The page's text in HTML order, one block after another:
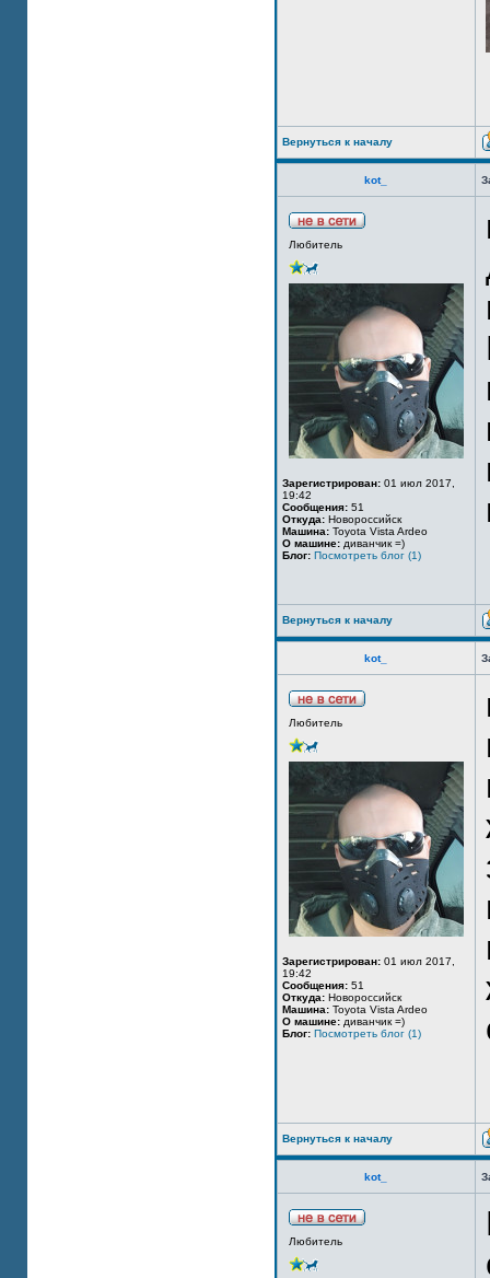
Вернуться к началу
kot_
Любитель
Зарегистрирован: 01 июл 2017,
19:42
Сообщения: 51
Откуда: Новороссийск
Машина: Toyota Vista Ardeo
О машине: диванчик =)
Блог: Посмотреть блог (1)
Вернуться к началу
kot_
Любитель
Зарегистрирован: 01 июл 2017,
19:42
Сообщения: 51
Откуда: Новороссийск
Машина: Toyota Vista Ardeo
О машине: диванчик =)
Блог: Посмотреть блог (1)
Вернуться к началу
kot_
Любитель